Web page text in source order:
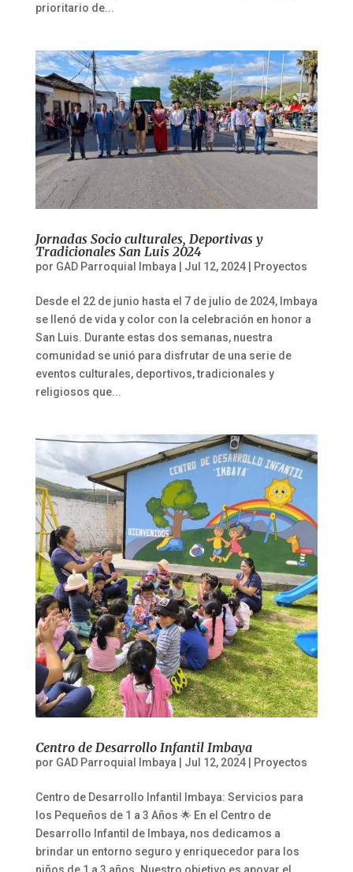
prioritario de...
Jornadas Socio culturales, Deportivas y
Tradicionales San Luis 2024
por GAD Parroquial Imbaya Jul 12, 2024| Proyectos
Desde el 22 de junio hasta el 7 de julio de 2024, Imbaya
se llenó de vida y color con la celebración en honor a
San Luis. Durante estas dos semanas, nuestra
comunidad se unió para disfrutar de una serie de
eventos culturales, deportivos, tradicionales y
religiosos que...
Centro de Desarrollo Infantil Imbaya
por GAD Parroquial Imbaya Jul 12, 2024| Proyectos
Centro de Desarrollo Infantil Imbaya: Servicios para
los Pequeños de 1 a 3 Años 🌟 En el Centro de
Desarrollo Infantil de Imbaya, nos dedicamos a
brindar un entorno seguro y enriquecedor para los